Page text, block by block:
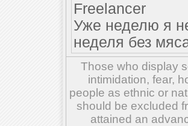
Freelancer
Уже неделю я
неделя без
Those who display
intimidation, fear,
people as ethnic or
should be excluded
attained an